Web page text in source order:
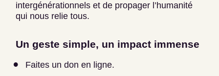
intergénérationnels et de propager l’humanité
qui nous relie tous.
Un geste simple, un impact immense
Faites un don en ligne.